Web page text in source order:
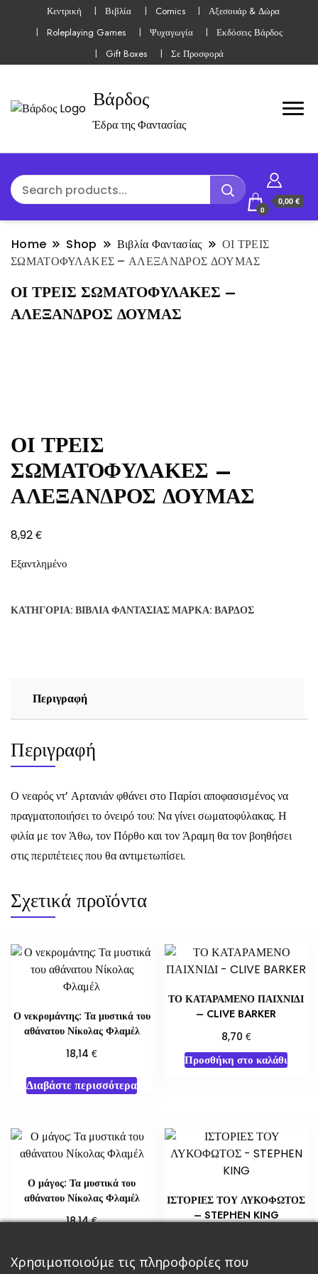
Κεντρική Βιβλία Comics
Αξεσουάρ & Δώρα
Roleplaying Games
Ψυχαγωγία
Εκδόσεις Βάρδος
Gift Boxes
Σε Προσφορά
Βάρδος
Έδρα της Φαντασίας
0
0,00 €
Home Shop Βιβλία Φαντασίας
ΟΙ ΤΡΕΙΣ
ΣΩΜΑΤΟΦΥΛΑΚΕΣ – ΑΛΕΞΑΝΔΡΟΣ ΔΟΥΜΑΣ
ΟΙ ΤΡΕΙΣ ΣΩΜΑΤΟΦΥΛΑΚΕΣ –
ΑΛΕΞΑΝΔΡΟΣ ΔΟΥΜΑΣ
ΟΙ ΤΡΕΙΣ
ΣΩΜΑΤΟΦΥΛΑΚΕΣ –
ΑΛΕΞΑΝΔΡΟΣ ΔΟΥΜΑΣ
8,92€
Εξαντλημένο
ΚΑΤΗΓΟΡΊΑ: ΒΙΒΛΊΑ ΦΑΝΤΑΣΊΑΣΜΆΡΚΑ: ΒΆΡΔΟΣ
Περιγραφή
Περιγραφή
Ο νεαρός ντ’ Αρτανιάν φθάνει στο Παρίσι αποφασισμένος να
πραγματοποιήσει το όνειρό του: Να γίνει σωματοφύλακας. Η
φιλία με τον Άθω, τον Πόρθο και τον Άραμη θα τον βοηθήσει
στις περιπέτειες που θα αντιμετωπίσει.
Σχετικά προϊόντα
Ο νεκρομάντης: Τα μυστικά του
αθάνατου Νίκολας Φλαμέλ
18,14€
Διαβάστε περισσότερα
ΤΟ ΚΑΤΑΡΑΜΕΝΟ ΠΑΙΧΝΙΔΙ
– CLIVE BARKER
8,70 €
Προσθήκη στο καλάθι
Ο μάγος: Τα μυστικά του
αθάνατου Νίκολας Φλαμέλ
18,14€
Διαβάστε περισσότερα
ΙΣΤΟΡΙΕΣ ΤΟΥ ΛΥΚΟΦΩΤΟΣ
– STEPHEN KING
Διαβάστε περισσότερα
Χρησιμοποιούμε τις πληροφορίες που